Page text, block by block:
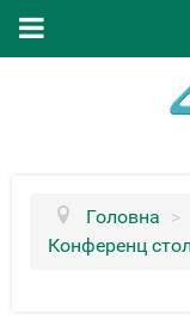
Головна >
Конференц